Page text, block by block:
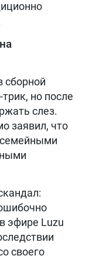
сборной
но после
слез.
заявил, что
эфире Luzu
своего